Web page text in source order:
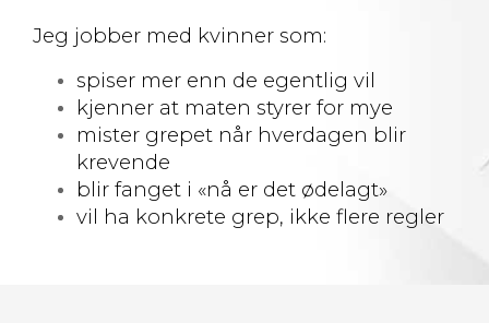
Jeg jobber med kvinner som:
spiser mer enn de egentlig vil
kjenner at maten styrer for mye
mister grepet når hverdagen blir
krevende
blir fanget i «nå er det ødelagt»
vil ha konkrete grep, ikke flere regler